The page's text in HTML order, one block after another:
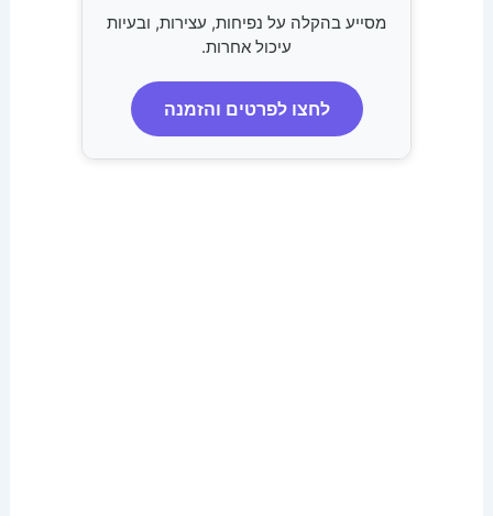
מסייע בהקלה על נפיחות, עצירות, ובעיות
עיכול אחרות.
לחצו לפרטים והזמנה